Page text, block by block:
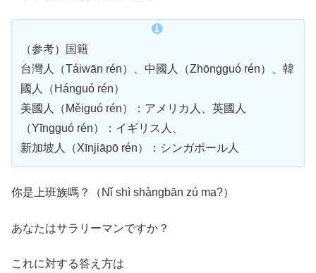
（参考）国籍
台灣人（Táiwān rén）、中國人（Zhōngguó rén）、韓
國人（Hánguó rén）
美國人（Měiguó rén）：アメリカ人、英國人
（Yīngguó rén）：イギリス人、
新加坡人（Xīnjiāpō rén）：シンガポール人
你是上班族嗎？（Nǐ shì shàngbān zú ma?）
あなたはサラリーマンですか？
これに対する答え方は